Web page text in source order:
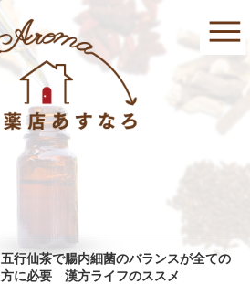
五行仙茶で腸内細菌のバランスが全ての
方に必要 漢方ライフのススメ